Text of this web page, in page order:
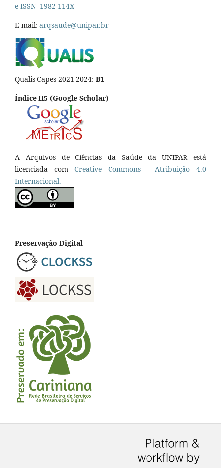
e-ISSN: 1982-114X
E-mail: arqsaude@unipar.br
Qualis Capes 2021-2024: B1
Índice H5 (Google Scholar)
A Arquivos de Ciências da Saúde da UNIPAR está
licenciada com Creative Commons - Atribuição 4.0
Internacional.
Preservação Digital